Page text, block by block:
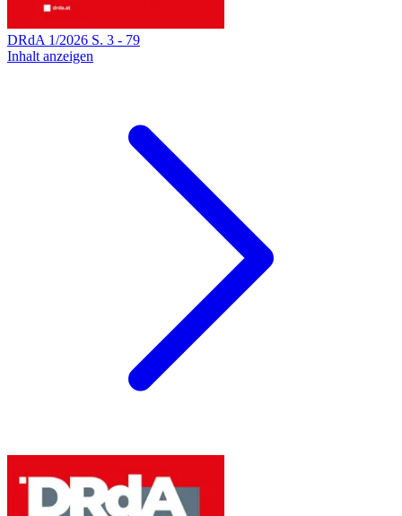
DRdA 1/2026 S. 3 - 79
Inhalt anzeigen